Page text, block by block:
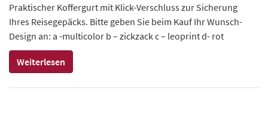
Praktischer Koffergurt mit Klick-Verschluss zur Sicherung
Ihres Reisegepäcks. Bitte geben Sie beim Kauf Ihr Wunsch-
Design an: a -multicolor b – zickzack c – leoprint d- rot
Weiterlesen